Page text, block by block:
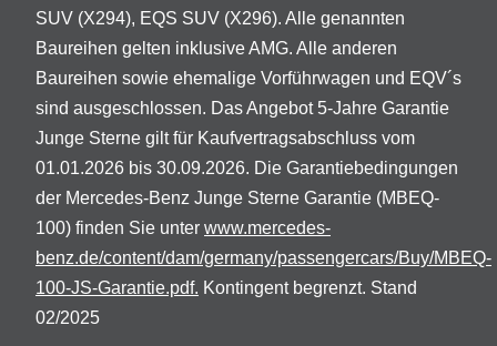
SUV (X294), EQS SUV (X296). Alle genannten
Baureihen gelten inklusive AMG. Alle anderen
Baureihen sowie ehemalige Vorführwagen und EQV´s
sind ausgeschlossen. Das Angebot 5-Jahre Garantie
Junge Sterne gilt für Kaufvertragsabschluss vom
01.01.2026 bis 30.09.2026. Die Garantiebedingungen
der Mercedes-Benz Junge Sterne Garantie (MBEQ-
100) finden Sie unter www.mercedes-
benz.de/content/dam/germany/passengercars/Buy/MBEQ-
100-JS-Garantie.pdf. Kontingent begrenzt. Stand
02/2025